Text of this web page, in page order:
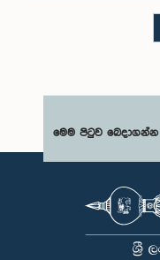
මෙම පිටුව බෙදාගන්න